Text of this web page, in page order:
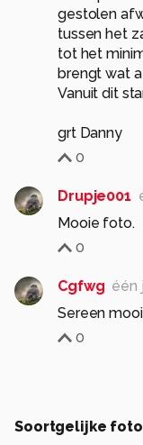
gestolen
tussen het
tot het
brengt wat
Vanuit dit
grt Danny
0
Drupje001
Mooie foto.
0
Cgfwg één
Sereen
0
Soortgelijke